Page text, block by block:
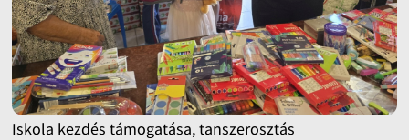
Iskola kezdés támogatása, tanszerosztás